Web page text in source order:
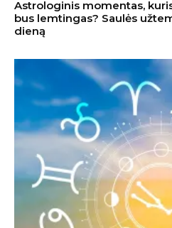
Astrologinis momentas,
bus lemtingas? Saulės
dieną